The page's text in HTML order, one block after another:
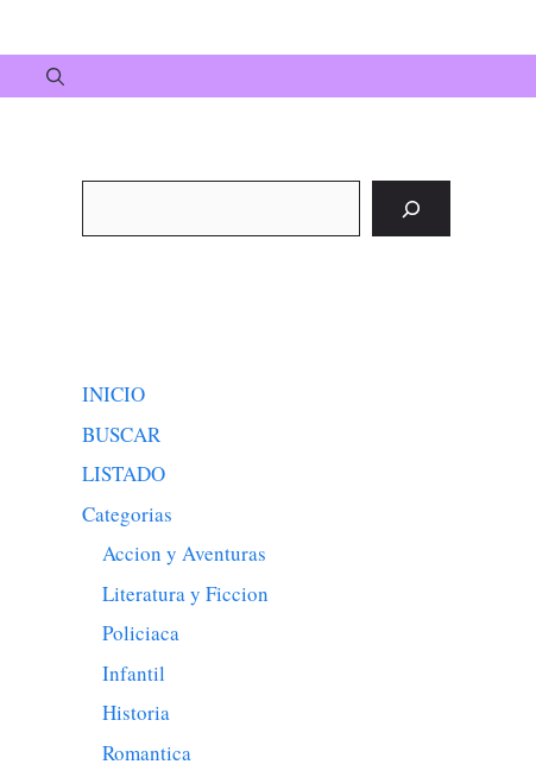
INICIO
BUSCAR
LISTADO
Categorias
Accion y Aventuras
Literatura y Ficcion
Policiaca
Infantil
Historia
Romantica